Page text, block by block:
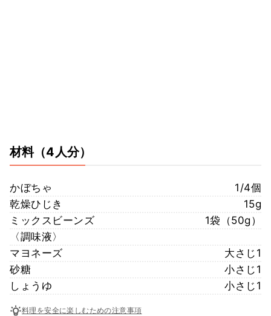
材料（4人分）
かぼちゃ
1/4個
乾燥ひじき
15g
ミックスビーンズ
1袋（50g）
〈調味液〉
マヨネーズ
大さじ1
砂糖
小さじ1
しょうゆ
小さじ1
料理を安全に楽しむための注意事項